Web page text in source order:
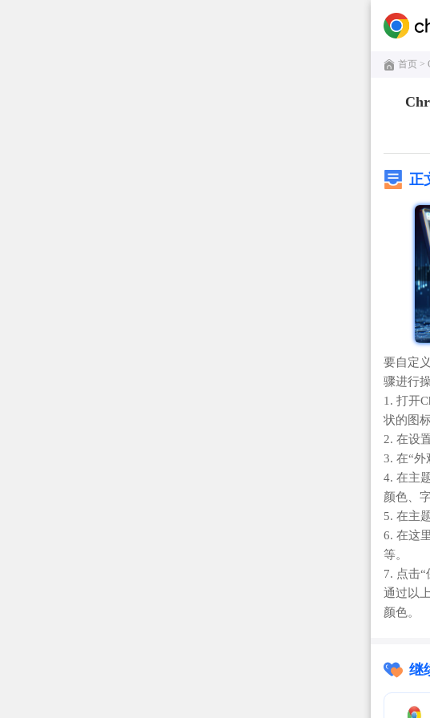
首页 >
正
要自定
骤进行
1. 打开
状的图
2. 在设
3. 在“外
4. 在主
颜色、
5. 在主
6. 在这
等。
7. 点击“
通过以
颜色。
继